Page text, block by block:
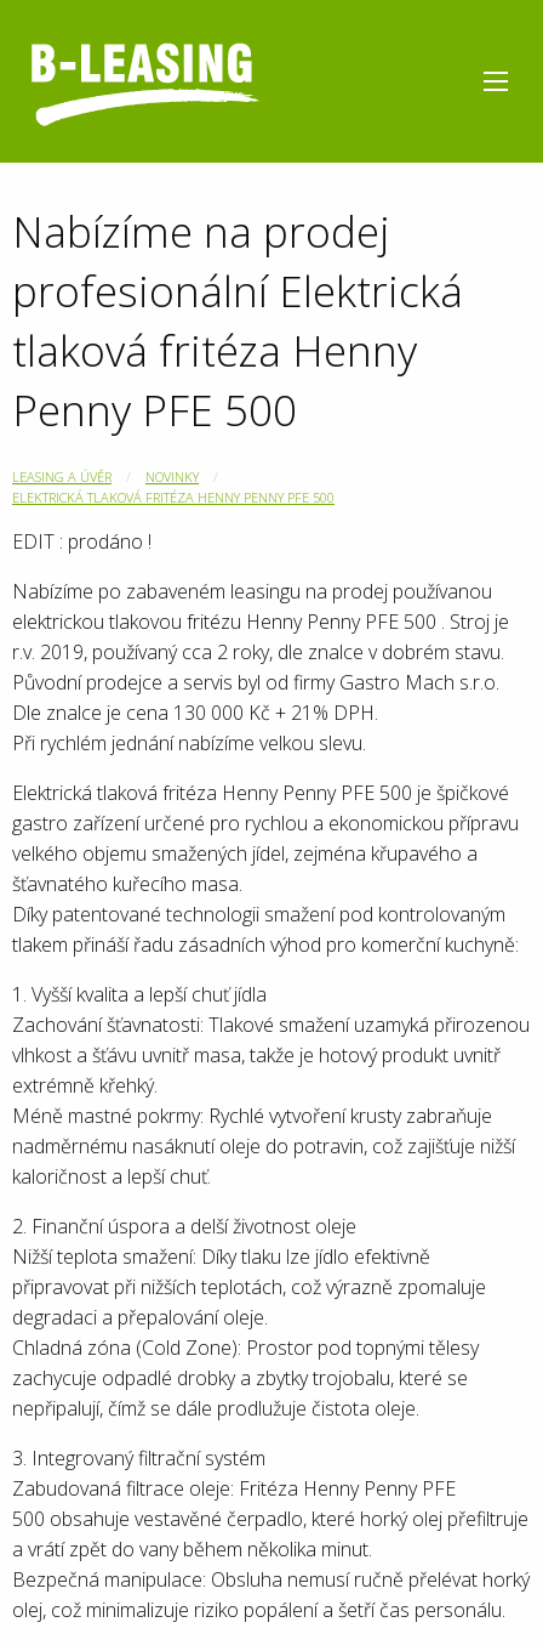
Nabízíme na prodej
profesionální Elektrická
tlaková fritéza Henny
Penny PFE 500
LEASING A ÚVĚR
NOVINKY
ELEKTRICKÁ TLAKOVÁ FRITÉZA HENNY PENNY PFE 500
EDIT : prodáno !
Nabízíme po zabaveném leasingu na prodej používanou
elektrickou tlakovou fritézu Henny Penny PFE 500 . Stroj je
r.v. 2019, používaný cca 2 roky, dle znalce v dobrém stavu.
Původní prodejce a servis byl od firmy Gastro Mach s.r.o.
Dle znalce je cena 130 000 Kč + 21% DPH.
Při rychlém jednání nabízíme velkou slevu.
Elektrická tlaková fritéza Henny Penny PFE 500 je špičkové
gastro zařízení určené pro rychlou a ekonomickou přípravu
velkého objemu smažených jídel, zejména křupavého a
šťavnatého kuřecího masa.
Díky patentované technologii smažení pod kontrolovaným
tlakem přináší řadu zásadních výhod pro komerční kuchyně:
1. Vyšší kvalita a lepší chuť jídla
Zachování šťavnatosti: Tlakové smažení uzamyká přirozenou
vlhkost a šťávu uvnitř masa, takže je hotový produkt uvnitř
extrémně křehký.
Méně mastné pokrmy: Rychlé vytvoření krusty zabraňuje
nadměrnému nasáknutí oleje do potravin, což zajišťuje nižší
kaloričnost a lepší chuť.
2. Finanční úspora a delší životnost oleje
Nižší teplota smažení: Díky tlaku lze jídlo efektivně
připravovat při nižších teplotách, což výrazně zpomaluje
degradaci a přepalování oleje.
Chladná zóna (Cold Zone): Prostor pod topnými tělesy
zachycuje odpadlé drobky a zbytky trojobalu, které se
nepřipalují, čímž se dále prodlužuje čistota oleje.
3. Integrovaný filtrační systém
Zabudovaná filtrace oleje: Fritéza Henny Penny PFE
500 obsahuje vestavěné čerpadlo, které horký olej přefiltruje
a vrátí zpět do vany během několika minut.
Bezpečná manipulace: Obsluha nemusí ručně přelévat horký
olej, což minimalizuje riziko popálení a šetří čas personálu.